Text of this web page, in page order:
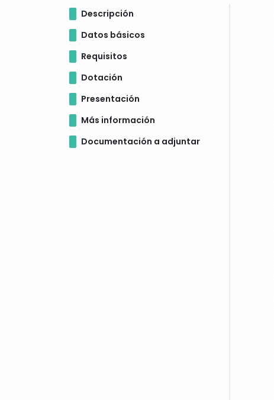
Descripción
Datos básicos
Requisitos
Dotación
Presentación
Más información
Documentación a adjuntar